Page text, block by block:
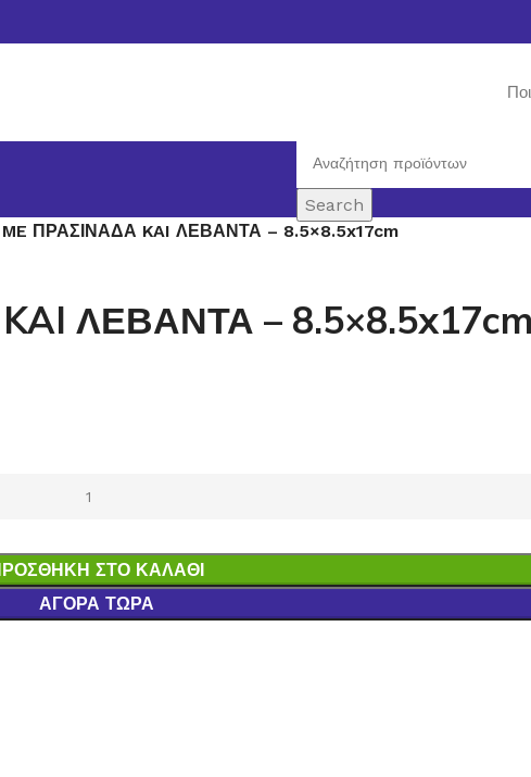
Search
ΠΡΑΣΙΝΑΔΑ KAI ΛΕΒΑΝΤΑ – 8.5×8.5x17cm
ΛΕΒΑΝΤΑ – 8.5×8.5x17cm
ΣΤΟ ΚΑΛΆΘΙ
ΑΓΟΡΆ ΤΏΡΑ